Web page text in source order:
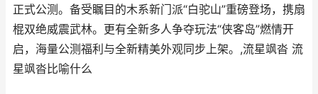
正式公测。备受瞩目的木系新门派“白驼山”重磅登场，携扇
棍双绝威震武林。更有全新多人争夺玩法“侠客岛”燃情开
启，海量公测福利与全新精美外观同步上架。,流星飒沓 流
星飒沓比喻什么